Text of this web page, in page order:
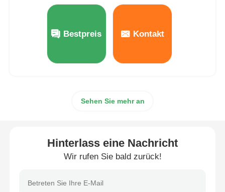
Bestpreis Kontakt
Sehen Sie mehr an
Hinterlass eine Nachricht
Wir rufen Sie bald zurück!